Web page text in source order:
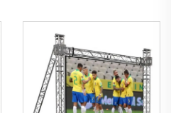
Holdbar LED Digital Skjerm